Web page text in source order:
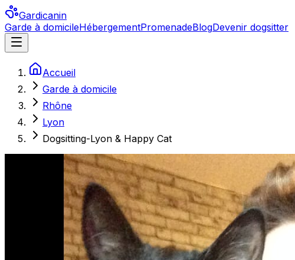
Gardicanin
Garde à domicileHébergementPromenadeBlogDevenir dogsitter
Accueil
Garde à domicile
Rhône
Lyon
Dogsitting-Lyon & Happy Cat